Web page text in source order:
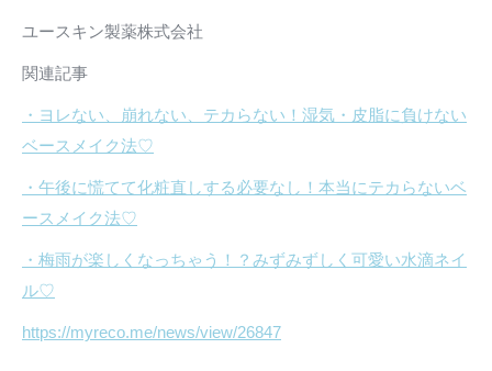
ユースキン製薬株式会社
関連記事
・ヨレない、崩れない、テカらない！湿気・皮脂に負けない
ベースメイク法♡
・午後に慌てて化粧直しする必要なし！本当にテカらないベ
ースメイク法♡
・梅雨が楽しくなっちゃう！？みずみずしく可愛い水滴ネイ
ル♡
https://myreco.me/news/view/26847